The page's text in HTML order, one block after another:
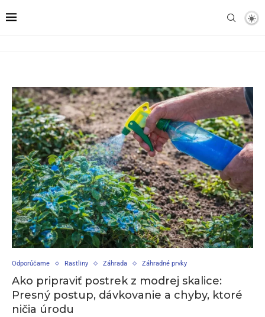
Odporúčame Rastliny Záhrada Záhradné prvky
Ako pripraviť postrek z modrej skalice:
Presný postup, dávkovanie a chyby, ktoré
ničia úrodu